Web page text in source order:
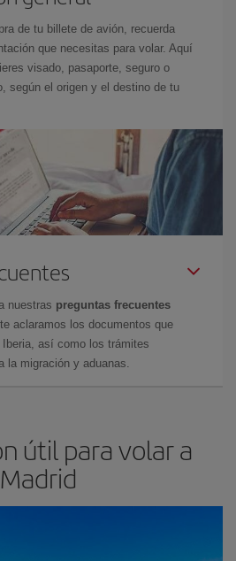
de tu billete de avión, recuerda
que necesitas para volar. Aquí
visado, pasaporte, seguro o
según el origen y el destino de tu
nuestras preguntas frecuentes
aclaramos los documentos que
así como los trámites
la migración y aduanas.
útil para volar a
Madrid